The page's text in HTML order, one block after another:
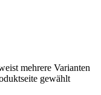
mehrere Varianten
gewählt